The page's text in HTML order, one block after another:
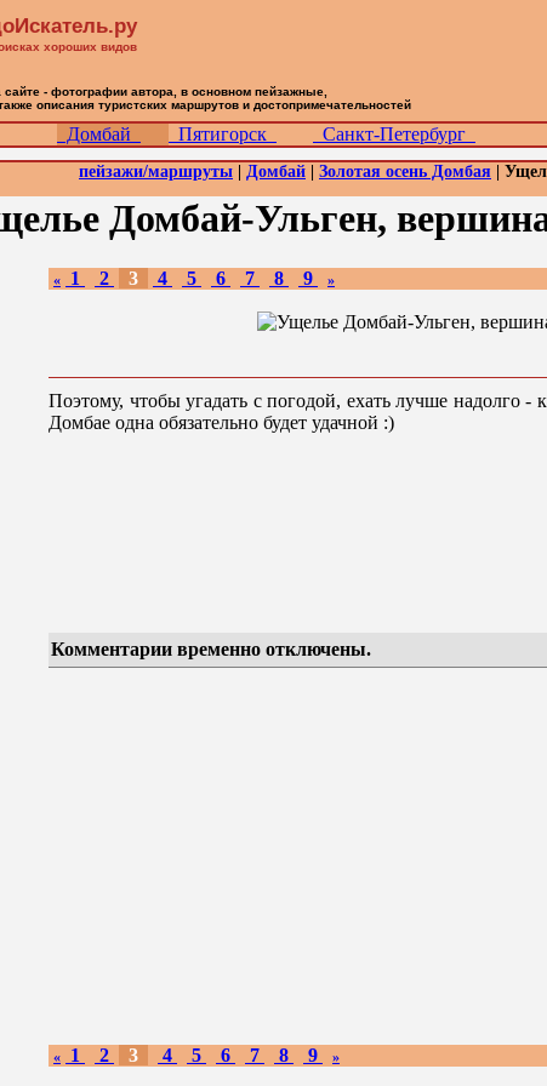
Домбай Пятигорск Санкт-Петербург
пейзажи/маршруты Домбай Золотая осень Домбая |
Домбай-Ульген,
« 1 2 3 4 5 6 7 8 9 »
Поэтому, чтобы угадать с погодой, ехать лучше надолго -
Домбае одна обязательно будет удачной :)
Комментарии временно отключены.
« 1 2 3 4 5 6 7 8 9 »
хороших видов
сайте - фотографии автора, в основном пейзажные,
описания туристских маршрутов и достопримечательностей